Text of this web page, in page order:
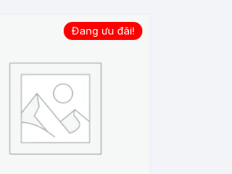
Đang ưu đãi!